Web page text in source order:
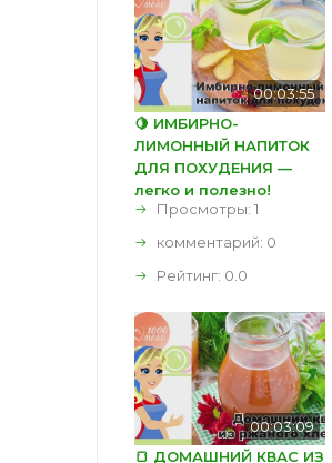
00:03:55
🍋 ИМБИРНО-
ЛИМОННЫЙ НАПИТОК
ДЛЯ ПОХУДЕНИЯ —
легко и полезно!
Просмотры: 1
комментарий: 0
Рейтинг: 0.0
00:03:09
🍞 ДОМАШНИЙ КВАС ИЗ